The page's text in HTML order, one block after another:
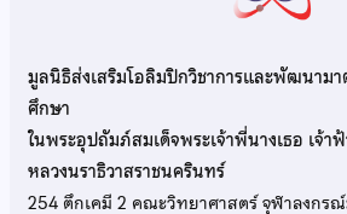
มูลนิธิส่งเสริมโอลิมปิกวิชาการและพัฒนาม
ศึกษา
ในพระอุปถัมภ์สมเด็จพระเจ้าพี่นางเธอ เจ้
หลวงนราธิวาสราชนครินทร์
254 ตึกเคมี 2 คณะวิทยาศาสตร์ จุฬาลงกร